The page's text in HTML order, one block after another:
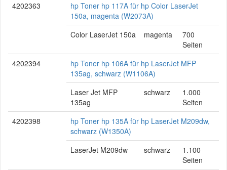
4202363
hp Toner hp 117A für hp Color LaserJet
150a, magenta (W2073A)
Color LaserJet 150a
magenta
700
Seiten
4202394
hp Toner hp 106A für hp LaserJet MFP
135ag, schwarz (W1106A)
Laser Jet MFP
135ag
schwarz
1.000
Seiten
4202398
hp Toner hp 135A für hp LaserJet M209dw,
schwarz (W1350A)
LaserJet M209dw
schwarz
1.100
Seiten